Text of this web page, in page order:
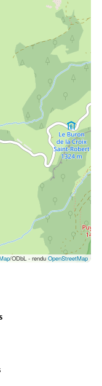
/ODbL - renduOpenStreetMap